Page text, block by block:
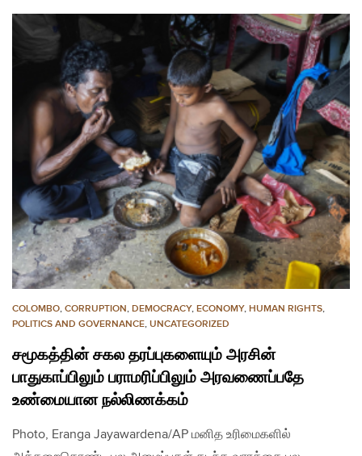
COLOMBO, CORRUPTION, DEMOCRACY, ECONOMY, HUMAN RIGHTS,
POLITICS AND GOVERNANCE, UNCATEGORIZED
சமூகத்தின் சகல தரப்புகளையும் அரசின்
பாதுகாப்பிலும் பராமரிப்பிலும் அரவணைப்பதே
உண்மையான நல்லிணக்கம்
Photo, Eranga Jayawardena/AP மனித உரிமைகளில்